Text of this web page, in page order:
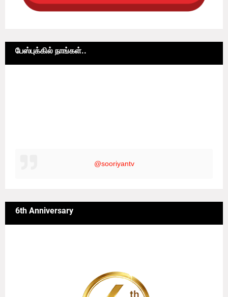
பேஸ்புக்கில் நாங்கள்..
@sooriyantv
6th Anniversary